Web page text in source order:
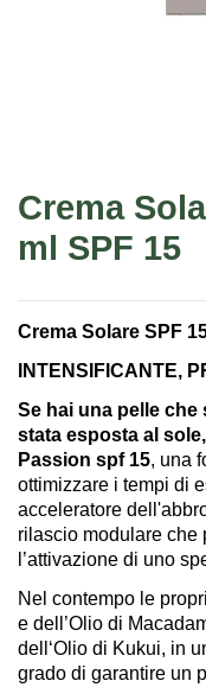
Crema
ml SPF 15
Crema Solare SPF
INTENSIFICANTE,
Se hai una pelle che
stata esposta al
Passion spf 15, una
ottimizzare i tempi di
acceleratore
rilascio modulare che
l’attivazione di uno
Nel contempo le
e dell’Olio di
dell‘Olio di Kukui, in
grado di garantire un